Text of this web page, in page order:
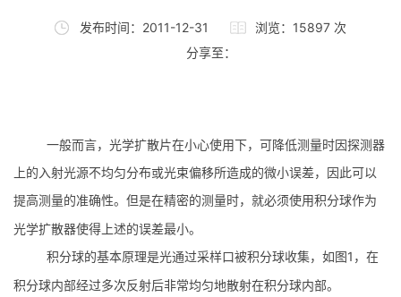
发布时间：2011-12-31
浏览：15897 次
分享至：
一般而言，光学扩散片在小心使用下，可降低测量时因探测器
上的入射光源不均匀分布或光束偏移所造成的微小误差，因此可以
提高测量的准确性。但是在精密的测量时，就必须使用积分球作为
光学扩散器使得上述的误差最小。
积分球的基本原理是光通过采样口被积分球收集，如图 1 ，在
积分球内部经过多次反射后非常均匀地散射在积分球内部。